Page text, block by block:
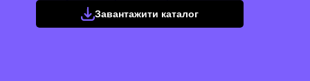
Завантажити каталог